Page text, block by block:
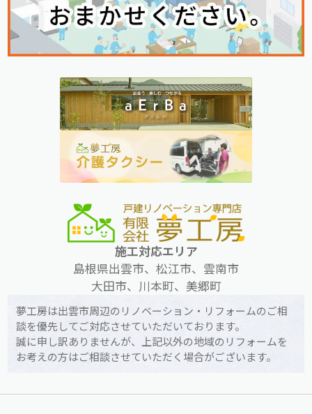
施工対応エリア
島根県出雲市、松江市、雲南市
大田市、川本町、美郷町
夢工房は出雲市周辺のリノベーション・リフォームのご相
談を優先してご対応させていただいております。
誠に申し訳ありませんが、上記以外の地域のリフォームを
お考えの方はご相談させていただく場合がございます。